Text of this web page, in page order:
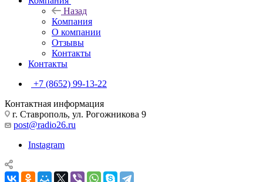
Назад
Компания
О компании
Отзывы
Контакты
Контакты
+7 (8652) 99-13-22
Контактная информация
г. Ставрополь, ул. Рогожникова 9
post@radio26.ru
Instagram